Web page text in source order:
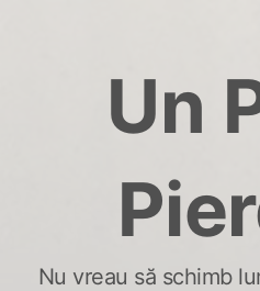
Un
Nu vreau să schimb